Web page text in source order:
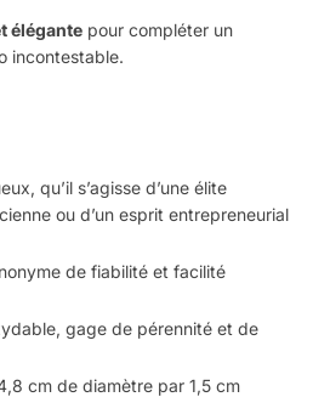
élégante pour compléter un
incontestable.
qu’il s’agisse d’une élite
ou d’un esprit entrepreneurial
de fiabilité et facilité
gage de pérennité et de
cm de diamètre par 1,5 cm